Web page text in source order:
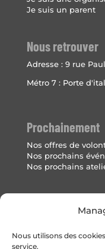
Nous utilisons des
service.
Je suis un parent
Nous retrouver
Adresse : 9 rue
Métro 7 : Porte
Prochainement
Nos offres de
Nos prochains
Nos prochains
Politique de